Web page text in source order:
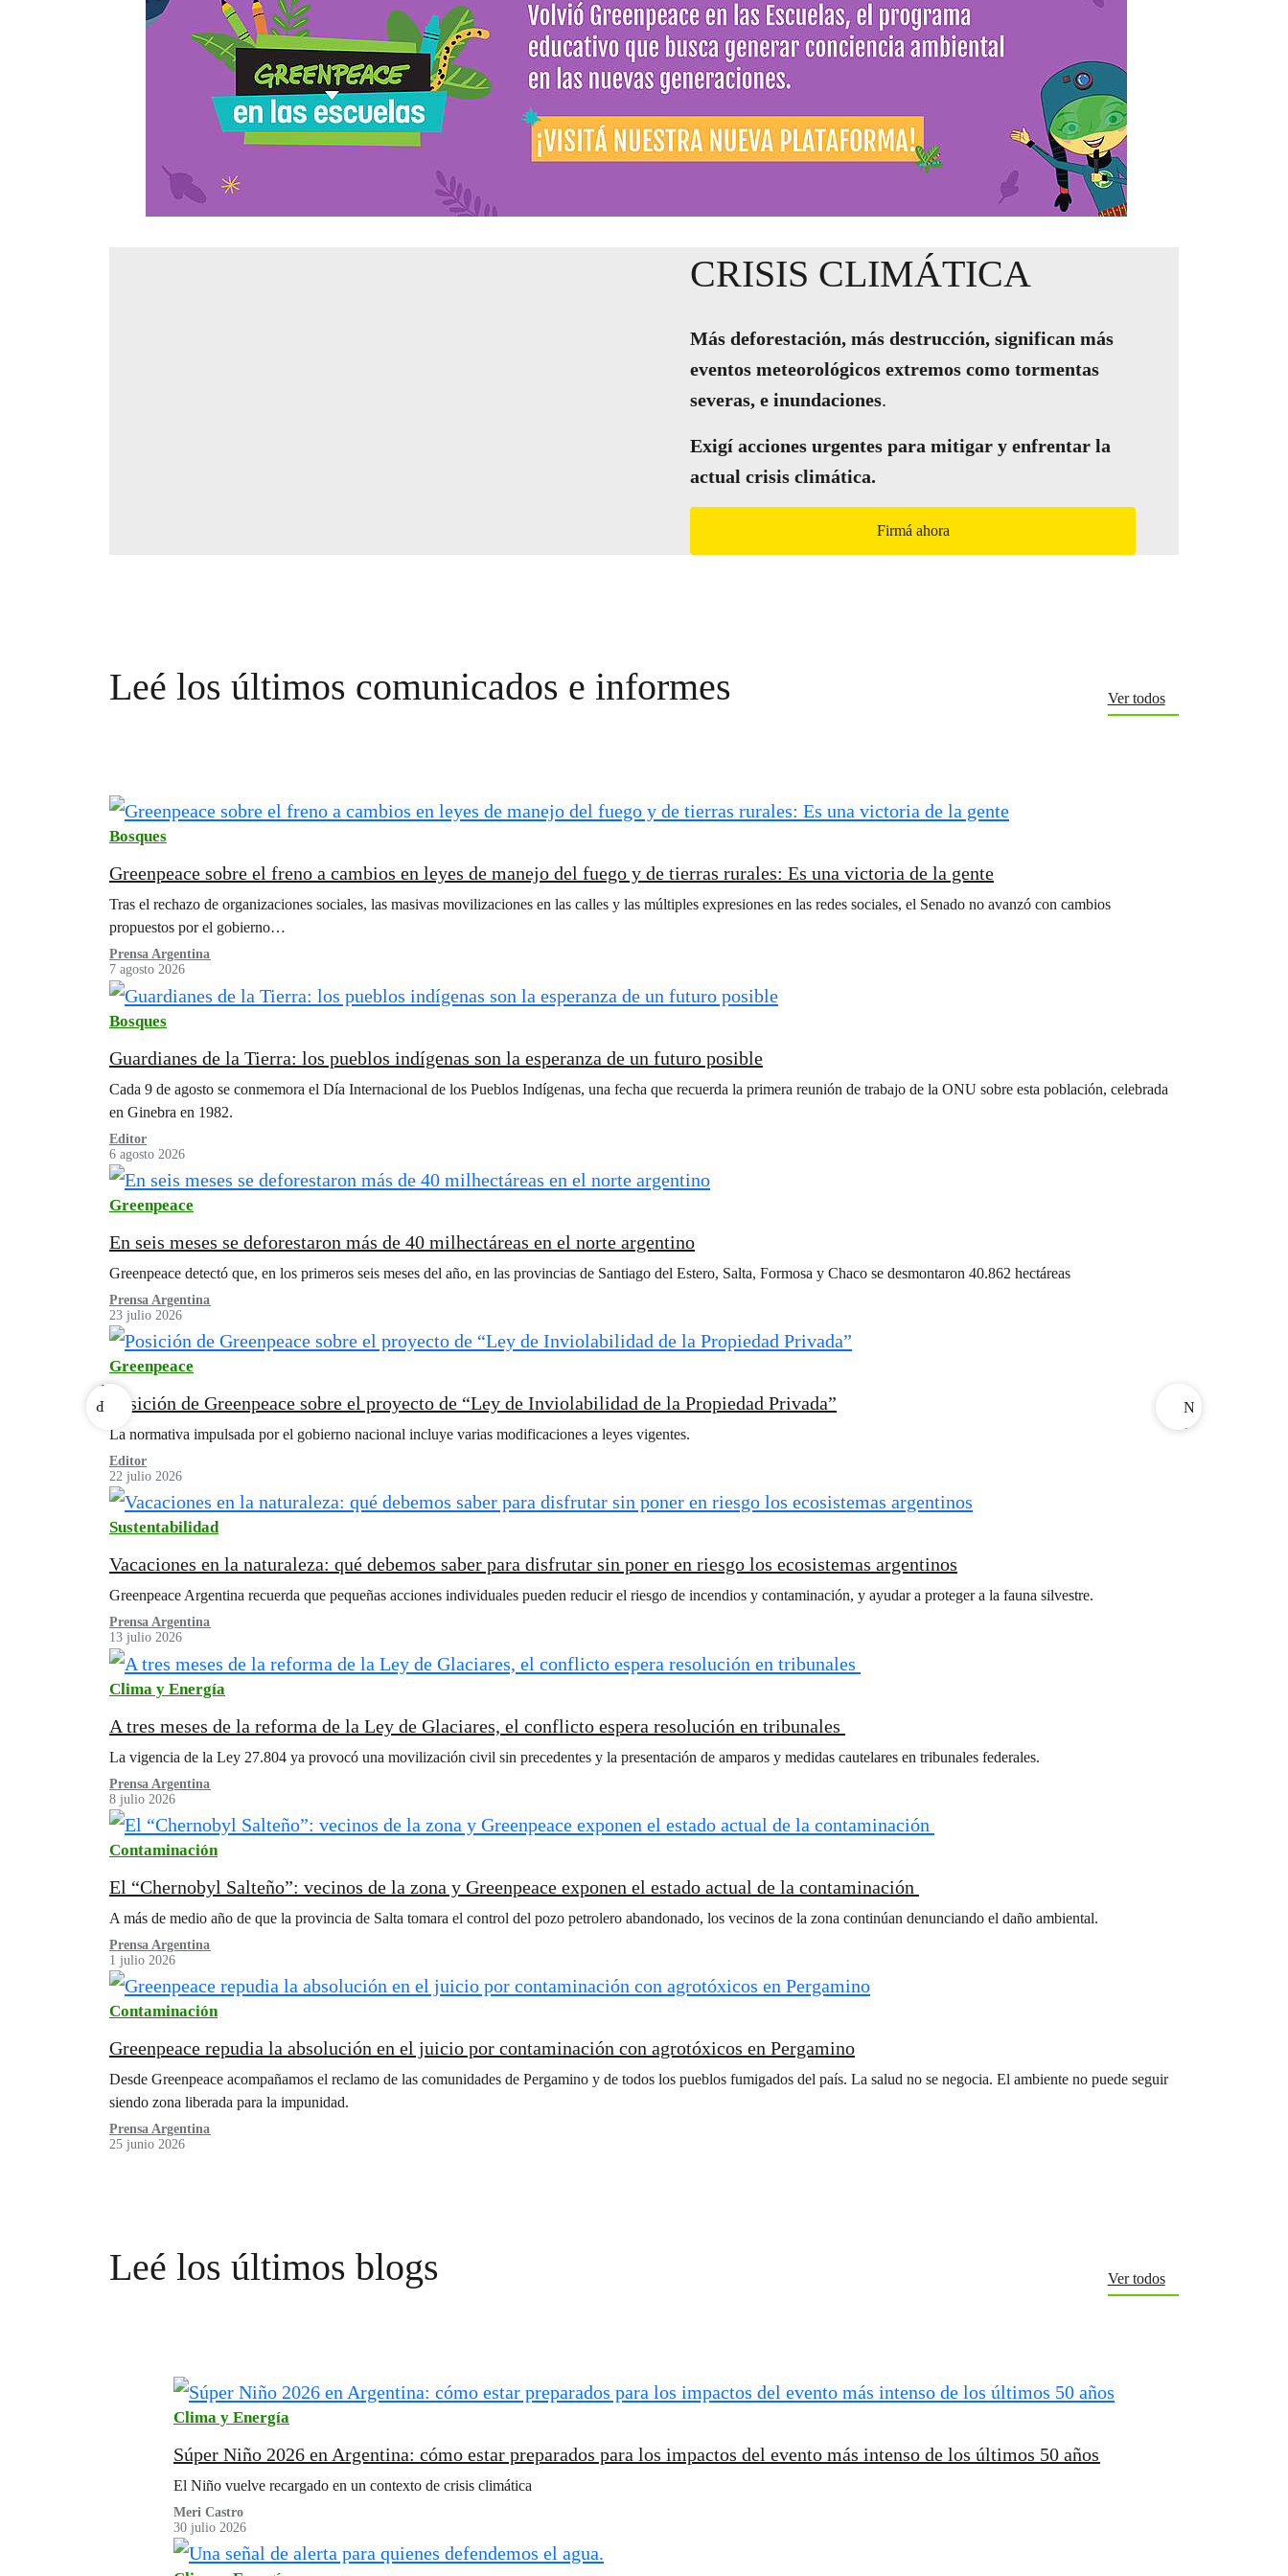
CRISIS CLIMÁTICA
Más deforestación, más destrucción, significan más
eventos meteorológicos extremos como tormentas
severas, e inundaciones.
Exigí acciones urgentes para mitigar y enfrentar la
actual crisis climática.
Firmá ahora
Leé los últimos comunicados e informes Ver todos
Bosques
Greenpeace sobre el freno a cambios en leyes de manejo del fuego y de tierras rurales: Es una victoria de la gente
Tras el rechazo de organizaciones sociales, las masivas movilizaciones en las calles y las múltiples expresiones en las redes sociales, el Senado no avanzó con cambios
propuestos por el gobierno…
Prensa Argentina
7 agosto 2026
Bosques
Guardianes de la Tierra: los pueblos indígenas son la esperanza de un futuro posible
Cada 9 de agosto se conmemora el Día Internacional de los Pueblos Indígenas, una fecha que recuerda la primera reunión de trabajo de la ONU sobre esta población, celebrada
en Ginebra en 1982.
Editor
6 agosto 2026
Greenpeace
En seis meses se deforestaron más de 40 milhectáreas en el norte argentino
Greenpeace detectó que, en los primeros seis meses del año, en las provincias de Santiago del Estero, Salta, Formosa y Chaco se desmontaron 40.862 hectáreas
Prensa Argentina
23 julio 2026
Greenpeace
Posición de Greenpeace sobre el proyecto de “Ley de Inviolabilidad de la Propiedad Privada”
La normativa impulsada por el gobierno nacional incluye varias modificaciones a leyes vigentes.
Editor
22 julio 2026
Sustentabilidad
Vacaciones en la naturaleza: qué debemos saber para disfrutar sin poner en riesgo los ecosistemas argentinos
Greenpeace Argentina recuerda que pequeñas acciones individuales pueden reducir el riesgo de incendios y contaminación, y ayudar a proteger a la fauna silvestre.
Prensa Argentina
13 julio 2026
Clima y Energía
A tres meses de la reforma de la Ley de Glaciares, el conflicto espera resolución en tribunales
La vigencia de la Ley 27.804 ya provocó una movilización civil sin precedentes y la presentación de amparos y medidas cautelares en tribunales federales.
Prensa Argentina
8 julio 2026
Contaminación
El “Chernobyl Salteño”: vecinos de la zona y Greenpeace exponen el estado actual de la contaminación
A más de medio año de que la provincia de Salta tomara el control del pozo petrolero abandonado, los vecinos de la zona continúan denunciando el daño ambiental.
Prensa Argentina
1 julio 2026
Contaminación
Greenpeace repudia la absolución en el juicio por contaminación con agrotóxicos en Pergamino
Desde Greenpeace acompañamos el reclamo de las comunidades de Pergamino y de todos los pueblos fumigados del país. La salud no se negocia. El ambiente no puede seguir
siendo zona liberada para la impunidad.
Prensa Argentina
25 junio 2026
P
r
N
e
Leé los últimos blogs Ver todos
Clima y Energía
Súper Niño 2026 en Argentina: cómo estar preparados para los impactos del evento más intenso de los últimos 50 años
El Niño vuelve recargado en un contexto de crisis climática
Meri Castro
30 julio 2026